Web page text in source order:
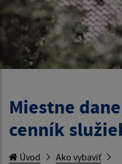
Miestne
cenník
Úvod
Ako vybaviť